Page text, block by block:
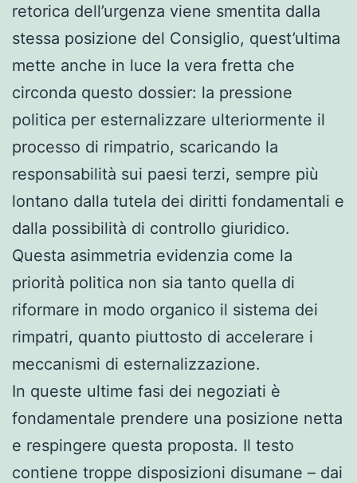
retorica dell’urgenza viene smentita dalla
stessa posizione del Consiglio, quest’ultima
mette anche in luce la vera fretta che
circonda questo dossier: la pressione
politica per esternalizzare ulteriormente il
processo di rimpatrio, scaricando la
responsabilità sui paesi terzi, sempre più
lontano dalla tutela dei diritti fondamentali e
dalla possibilità di controllo giuridico.
Questa asimmetria evidenzia come la
priorità politica non sia tanto quella di
riformare in modo organico il sistema dei
rimpatri, quanto piuttosto di accelerare i
meccanismi di esternalizzazione.
In queste ultime fasi dei negoziati è
fondamentale prendere una posizione netta
e respingere questa proposta. Il testo
contiene troppe disposizioni disumane – dai